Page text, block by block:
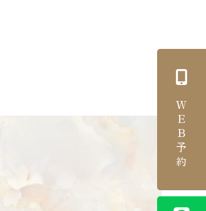
ＷＥＢ予約